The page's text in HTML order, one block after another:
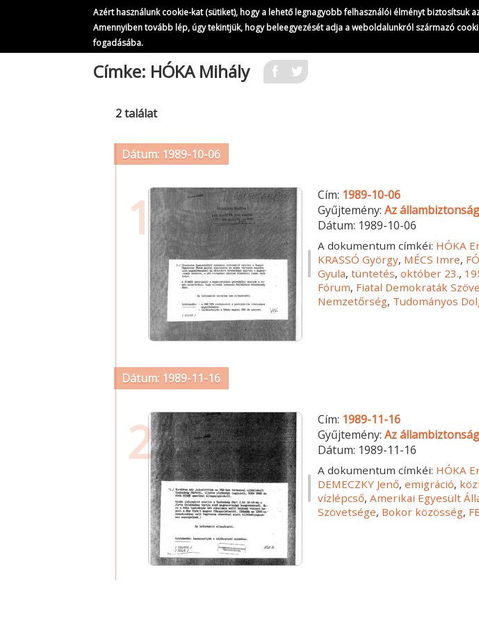
Azért használunk cookie-kat (sütiket), hogy a lehető legnagyobb felhasználói élményt biztosítsuk
Amennyiben tovább lép, úgy tekintjük, hogy beleegyezését adja a weboldalunkról származó
fogadásába.
Címke: HÓKA Mihály
2 találat
Dátum: 1989-10-06
1 Cím: 1989-10-06
Gyűjtemény:Az
Dátum: 1989-10-06
A dokumentum címkéi: HÓKA
KRASSÓ György, MÉCS Imre,
Gyula,tüntetés,október 23.,
Fórum, Fiatal Demokraták
Nemzetőrség, Tudományos
Dátum: 1989-11-16
2 Cím: 1989-11-16
Gyűjtemény:Az
Dátum: 1989-11-16
A dokumentum címkéi: HÓKA
DEMECZKY Jenő,emigráció,
vízlépcső,Amerikai Egyesült
Szövetsége, Bokor közösség,